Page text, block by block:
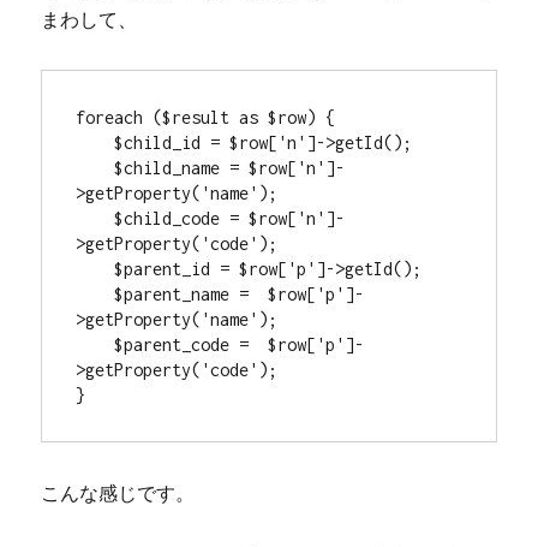
まわして、
foreach ($result as $row) {
    $child_id = $row['n']->getId();
    $child_name = $row['n']-
>getProperty('name');
    $child_code = $row['n']-
>getProperty('code');
    $parent_id = $row['p']->getId();
    $parent_name =  $row['p']-
>getProperty('name');
    $parent_code =  $row['p']-
>getProperty('code');
}
こんな感じです。